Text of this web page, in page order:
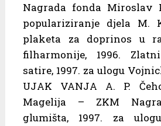
Nagrada fonda Miroslav
populariziranje djela M.
plaketa za doprinos u
filharmonije, 1996.
satire, 1997. za ulogu
UJAK VANJA A. P.
Magelija – ZKM
glumišta, 1997. za